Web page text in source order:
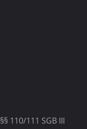
§§ 110/111 SGB III